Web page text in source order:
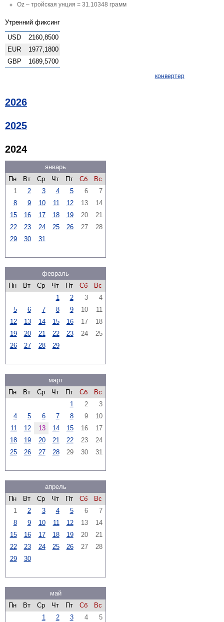
Oz – тройская унция = 31.10348 грамм
Утренний фиксинг
USD
2160,8500
EUR
1977,1800
GBP
1689,5700
конвертер
2026
2025
2024
январь
Пн
Вт Ср Чт Пт Сб
Вс
1
2 3 4 5 6
7
8
9 10 11 12 13
14
15
16 17 18 19 20
21
22
23 24 25 26 27
28
29
30 31
февраль
Пн
Вт Ср Чт Пт Сб
Вс
1
2 3
4
5
6 7 8 9 10
11
12
13 14 15 16 17
18
19
20 21 22 23 24
25
26
27 28 29
март
Пн
Вт Ср Чт Пт Сб
Вс
1
2
3
4
5 6 7 8 9
10
11
12 13 14 15 16
17
18
19 20 21 22 23
24
25
26 27 28 29 30 31
апрель
Пн
Вт Ср Чт Пт Сб
Вс
1
2 3 4 5 6
7
8
9 10 11 12 13
14
15
16 17 18 19 20
21
22
23 24 25 26 27
28
29
30
май
Пн
Вт Ср Чт Пт Сб
Вс
1
2 3 4
5